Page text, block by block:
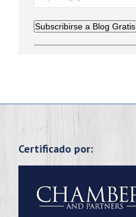
Subscribirse a Blog Gratis
Certificado por: